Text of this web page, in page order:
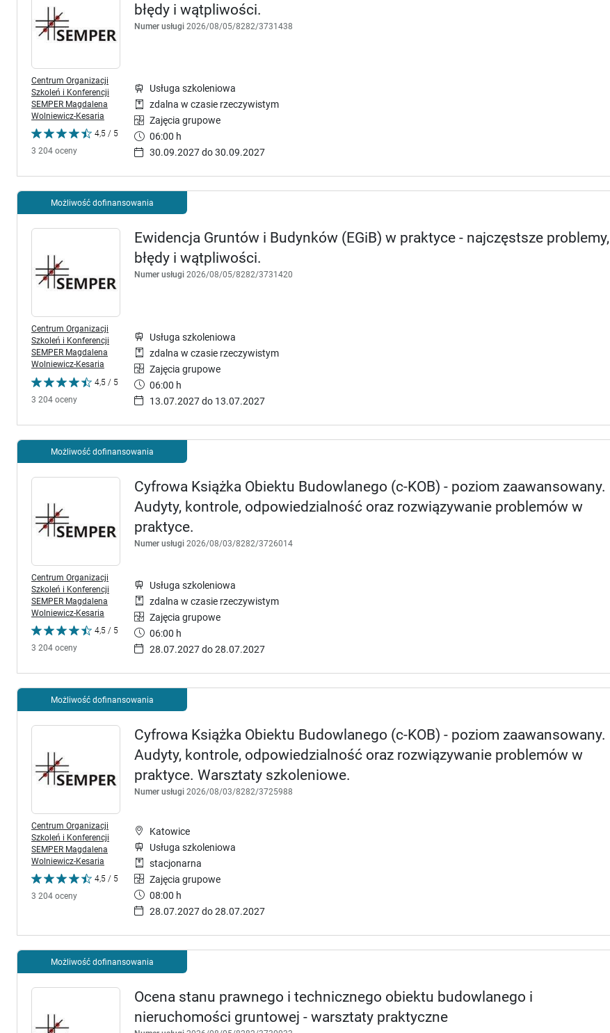
błędy i wątpliwości.
Numer usługi 2026/08/05/8282/3731438
Centrum Organizacji
Szkoleń i Konferencji
SEMPER Magdalena
Wolniewicz-Kesaria
4,5 / 5
3 204 oceny
Usługa szkoleniowa
zdalna w czasie rzeczywistym
Zajęcia grupowe
06:00 h
30.09.2027 do 30.09.2027
Możliwość dofinansowania
Ewidencja Gruntów i Budynków (EGiB) w praktyce - najczęstsze problemy,
błędy i wątpliwości.
Numer usługi 2026/08/05/8282/3731420
Centrum Organizacji
Szkoleń i Konferencji
SEMPER Magdalena
Wolniewicz-Kesaria
4,5 / 5
3 204 oceny
Usługa szkoleniowa
zdalna w czasie rzeczywistym
Zajęcia grupowe
06:00 h
13.07.2027 do 13.07.2027
Możliwość dofinansowania
Cyfrowa Książka Obiektu Budowlanego (c-KOB) - poziom zaawansowany.
Audyty, kontrole, odpowiedzialność oraz rozwiązywanie problemów w
praktyce.
Numer usługi 2026/08/03/8282/3726014
Centrum Organizacji
Szkoleń i Konferencji
SEMPER Magdalena
Wolniewicz-Kesaria
4,5 / 5
3 204 oceny
Usługa szkoleniowa
zdalna w czasie rzeczywistym
Zajęcia grupowe
06:00 h
28.07.2027 do 28.07.2027
Możliwość dofinansowania
Cyfrowa Książka Obiektu Budowlanego (c-KOB) - poziom zaawansowany.
Audyty, kontrole, odpowiedzialność oraz rozwiązywanie problemów w
praktyce. Warsztaty szkoleniowe.
Numer usługi 2026/08/03/8282/3725988
Centrum Organizacji
Szkoleń i Konferencji
SEMPER Magdalena
Wolniewicz-Kesaria
4,5 / 5
3 204 oceny
Katowice
Usługa szkoleniowa
stacjonarna
Zajęcia grupowe
08:00 h
28.07.2027 do 28.07.2027
Możliwość dofinansowania
Ocena stanu prawnego i technicznego obiektu budowlanego i
nieruchomości gruntowej - warsztaty praktyczne